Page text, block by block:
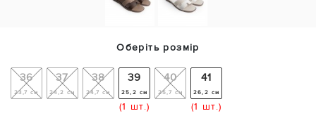
Оберіть розмір
36
23,7 см
37
24,2 см
38
24,7 см
39
25,2 см
(1 шт.)
40
25,7 см
41
26,2 см
(1 шт.)